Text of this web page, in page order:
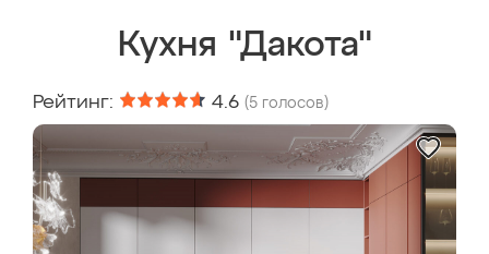
Кухня "Дакота"
Рейтинг: 4.6 (5 голосов)